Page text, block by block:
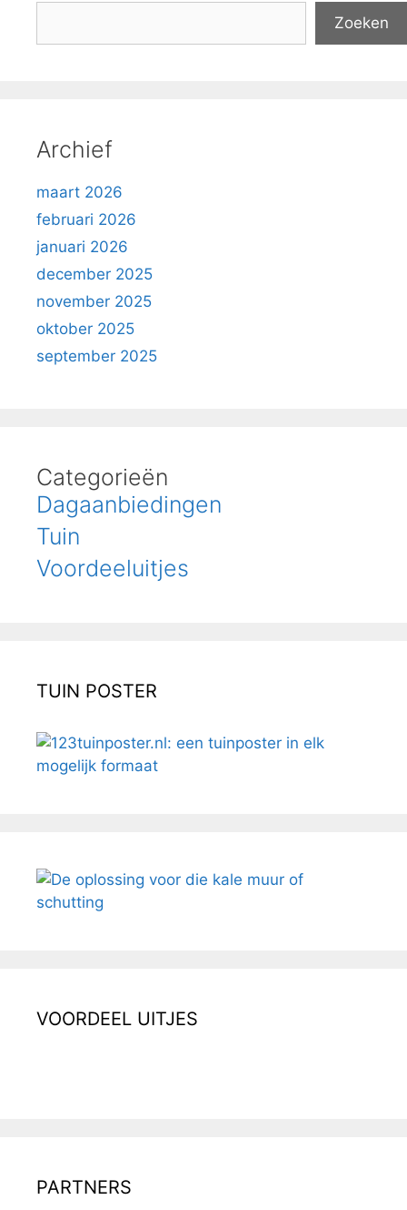
Zoeken
Archief
maart 2026
februari 2026
januari 2026
december 2025
november 2025
oktober 2025
september 2025
Categorieën
Dagaanbiedingen
Tuin
Voordeeluitjes
TUIN POSTER
VOORDEEL UITJES
PARTNERS